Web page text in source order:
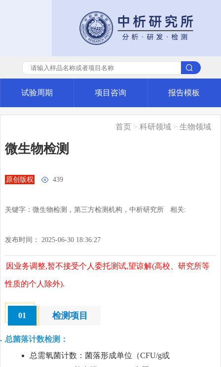
试验周期 项目咨询 报告模板
首页 >科研领域 >生物领域
微生物检测
原创版权  439
关键字：微生物检测，第三方检测机构，中析研究所 相关:
发布时间： 2025-06-30 18:36:27
因业务调整,暂不接受个人委托测试,望谅解(高校、研究所等
性质的个人除外).
01 检测项目
总菌落计数检测：
总需氧菌计数：菌落形成单位（CFU/g或